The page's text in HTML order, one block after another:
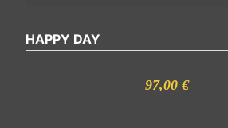
HAPPY DAY
97,00 €